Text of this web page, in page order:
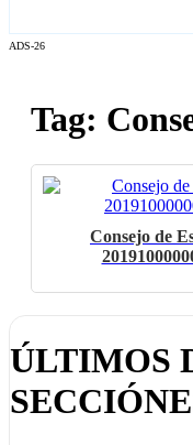
ADS-26
Tag:
Consejo de
ÚLTIMOS